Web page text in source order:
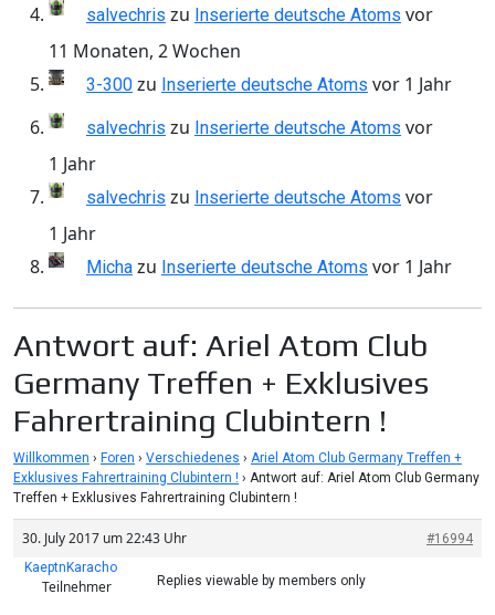
salvechris zu Inserierte deutsche Atoms vor
11 Monaten, 2 Wochen
3-300 zu Inserierte deutsche Atoms vor 1 Jahr
salvechris zu Inserierte deutsche Atoms vor
1 Jahr
salvechris zu Inserierte deutsche Atoms vor
1 Jahr
Micha zu Inserierte deutsche Atoms vor 1 Jahr
Antwort auf: Ariel Atom Club
Germany Treffen + Exklusives
Fahrertraining Clubintern !
Willkommen › Foren › Verschiedenes › Ariel Atom Club Germany Treffen +
Exklusives Fahrertraining Clubintern ! › Antwort auf: Ariel Atom Club Germany
Treffen + Exklusives Fahrertraining Clubintern !
30. July 2017 um 22:43 Uhr
#16994
KaeptnKaracho
Teilnehmer Replies viewable by members only